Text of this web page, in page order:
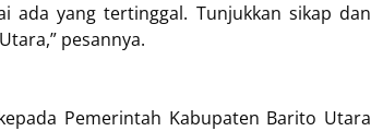
ada yang tertinggal. Tunjukkan sikap dan
pesannya.
Pemerintah Kabupaten Barito Utara